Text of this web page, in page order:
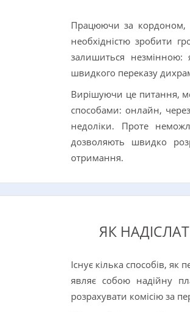
Працюючи за кордоном,
необхідністю зробити
залишиться незмінною:
швидкого переказу
Вирішуючи це питання,
способами: онлайн,
недоліки. Проте
дозволяють швидко
отримання.
ЯК
Існує кілька способів,
являє собою надійну
розрахувати комісію за